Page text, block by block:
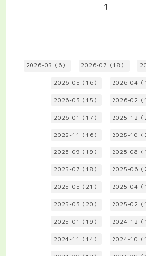
1
2026-08（6） 2026-07（18）
2026-05（16） 2026-04（
2026-03（15） 2026-02（
2026-01（17） 2025-12（
2025-11（16） 2025-10（
2025-09（19） 2025-08（
2025-07（18） 2025-06（
2025-05（21） 2025-04（
2025-03（20） 2025-02（
2025-01（19） 2024-12（
2024-11（14） 2024-10（